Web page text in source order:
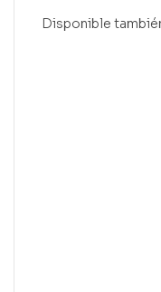
Disponible